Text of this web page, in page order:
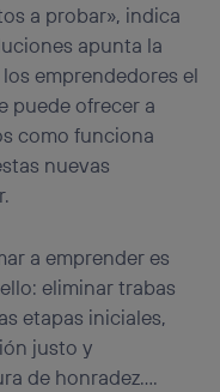
a probar», indica
apunta la
emprendedores el
puede ofrecer a
como funciona
nuevas
a emprender es
eliminar trabas
etapas iniciales,
justo y
de honradez….